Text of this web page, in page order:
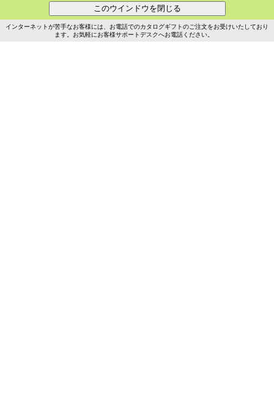
インターネットが苦手なお客様には、お電話でのカタログギフトのご注文をお受けいたしており
ます。お気軽にお客様サポートデスクへお電話ください。